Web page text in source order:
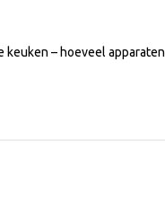
keuken – hoeveel